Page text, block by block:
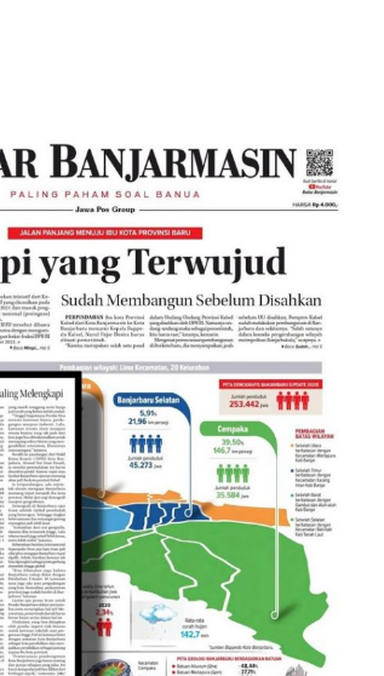
Membangun Sebelum
Banjarbaru Siap Jadi Ibu
Banjarmasin, 22
Februari 2022)